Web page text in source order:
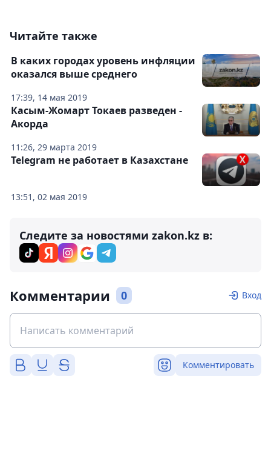
Читайте также
17:39, 14 мая 2019
В каких городах уровень инфляции
оказался выше среднего
11:26, 29 марта 2019
Касым-Жомарт Токаев разведен -
Акорда
13:51, 02 мая 2019
Telegram не работает в Казахстане
Следите за новостями zakon.kz в:
Комментарии 0 Вход
Комментировать